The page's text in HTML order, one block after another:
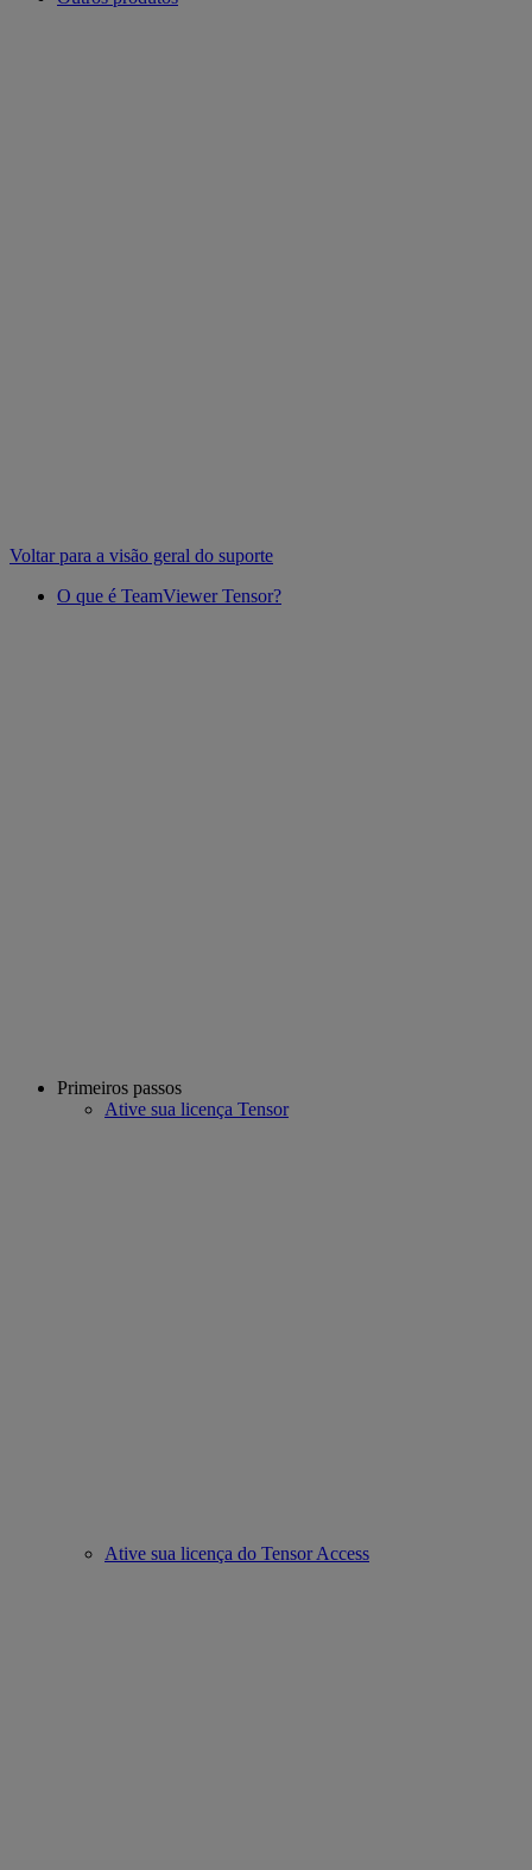
Voltar para a visão geral do suporte
O que é TeamViewer Tensor?
Primeiros passos
Ative sua licença Tensor
Ative sua licença do Tensor Access